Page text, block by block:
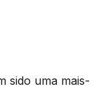
sido uma mais-